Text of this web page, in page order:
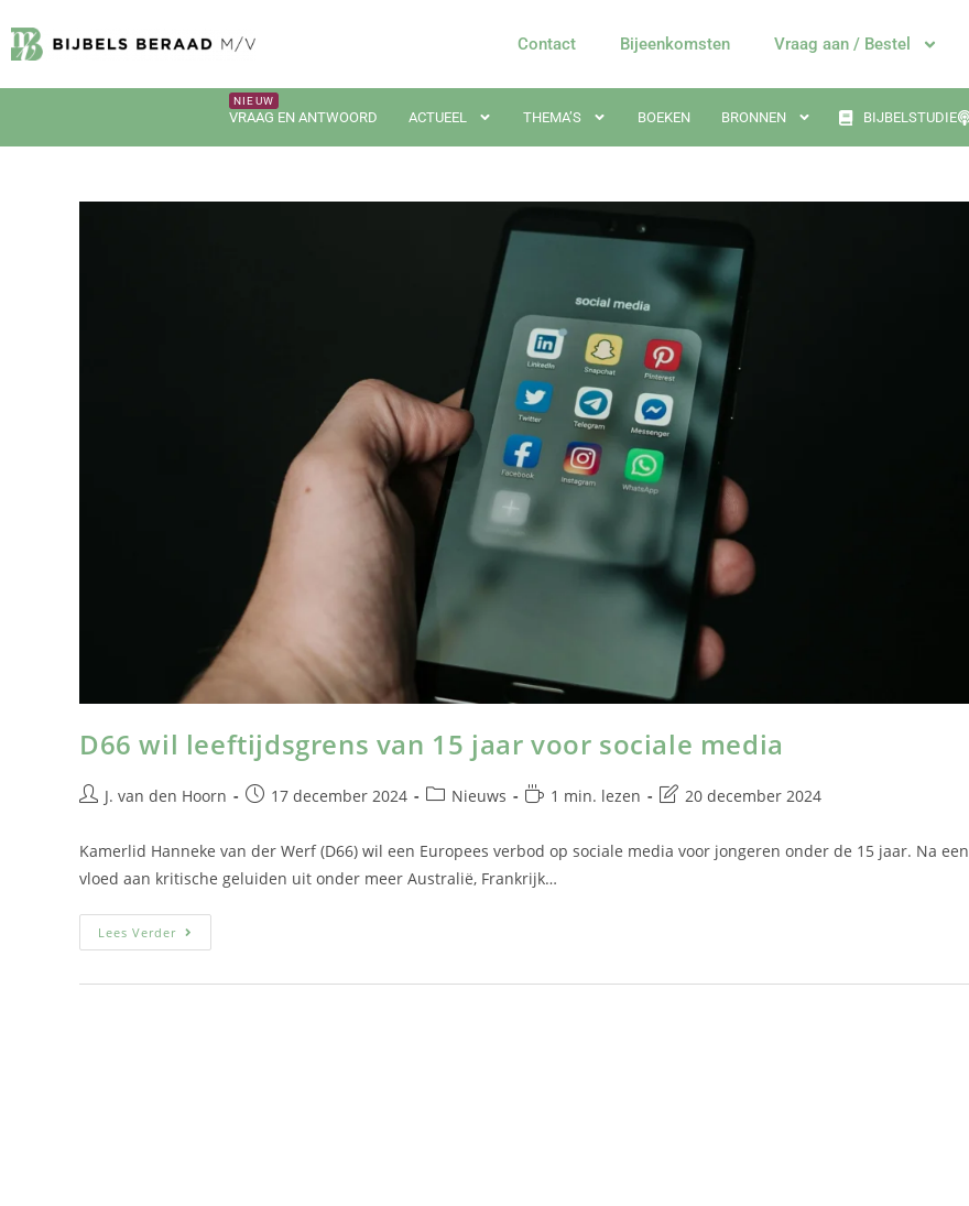
Contact Bijeenkomsten Vraag aan / Bestel
VRAAG EN ANTWOORD ACTUEEL THEMA’S BOEKEN BRONNEN BIJBELSTUDIE
D66 wil leeftijdsgrens van 15 jaar voor sociale media
J. van den Hoorn 17 december 2024 Nieuws 1 min. lezen 20 december 2024
Kamerlid Hanneke van der Werf (D66) wil een Europees verbod op sociale media voor jongeren onder de 15 jaar. Na een
vloed aan kritische geluiden uit onder meer Australië, Frankrijk…
Lees Verder